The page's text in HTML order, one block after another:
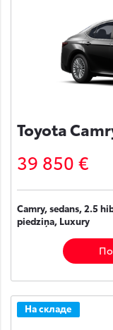
Toyota
39 850 €
Camry, sedans, 2.5
piedziņa, Luxury
На складе